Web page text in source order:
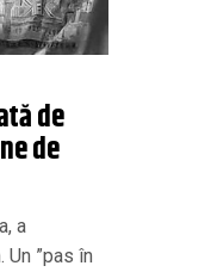
de
de
a
”pas în